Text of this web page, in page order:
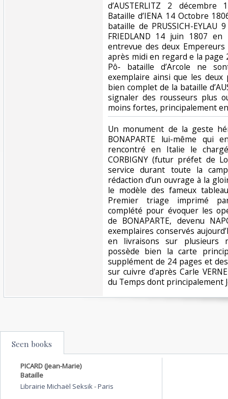
d’AUSTERLITZ 2
Bataille d’IENA 14 Octobre
bataille de PRUSSICH-
FRIEDLAND 14 juin 1807
entrevue des deux
après midi en regard e la page
Pô- bataille d’Arcole ne
exemplaire ainsi que les
bien complet de la bataille
signaler des rousseurs plus
moins fortes, principalement
‎Un monument de la geste
BONAPARTE lui-même qui
rencontré en Italie le
CORBIGNY (futur préfet de
service durant toute la
rédaction d’un ouvrage à la
le modèle des fameux
Premier triage imprimé
complété pour évoquer les
de BONAPARTE, devenu
exemplaires conservés
en livraisons sur plusieurs
possède bien la carte
supplément de 24 pages et
sur cuivre d'après Carle
du Temps dont principalement
Seen books
PICARD (Jean-Marie)
Bataille
Librairie Michaël Seksik -Paris